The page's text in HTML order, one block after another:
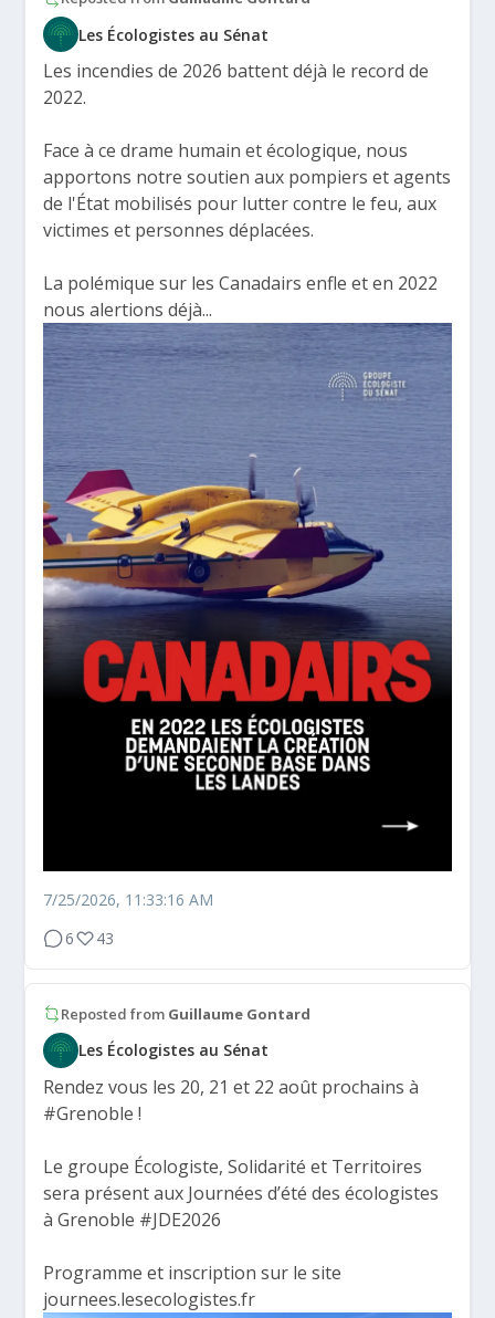
Les Écologistes au Sénat
Les incendies de 2026 battent déjà le record de
2022.
Face à ce drame humain et écologique, nous
apportons notre soutien aux pompiers et agents
de l'État mobilisés pour lutter contre le feu, aux
victimes et personnes déplacées.
La polémique sur les Canadairs enfle et en 2022
nous alertions déjà...
7/25/2026, 11:33:16 AM
6
43
Reposted from Guillaume Gontard
Les Écologistes au Sénat
Rendez vous les 20, 21 et 22 août prochains à
#Grenoble !
Le groupe Écologiste, Solidarité et Territoires
sera présent aux Journées d’été des écologistes
à Grenoble #JDE2026
Programme et inscription sur le site
journees.lesecologistes.fr